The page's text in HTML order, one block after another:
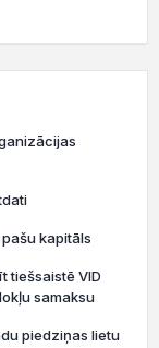
kapitāls
tiešsaistē VID
samaksu
piedziņas lietu